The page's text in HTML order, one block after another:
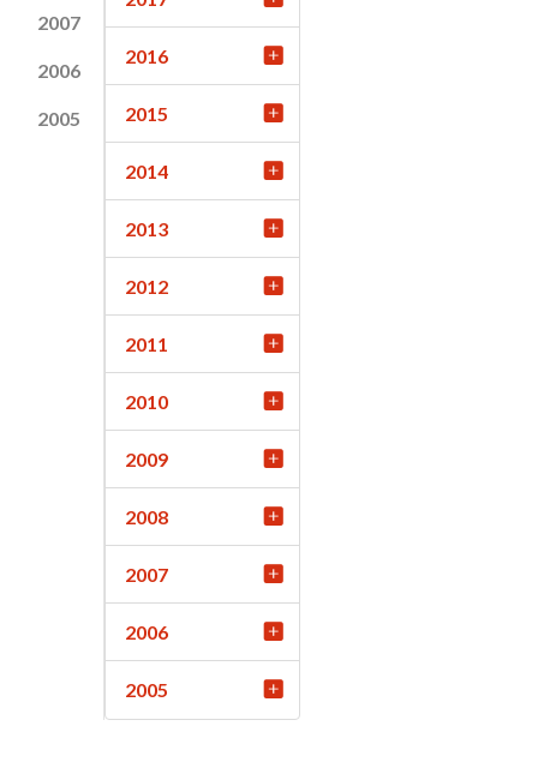
2007
2006
2005
2016
2015
2014
2013
2012
2011
2010
2009
2008
2007
2006
2005